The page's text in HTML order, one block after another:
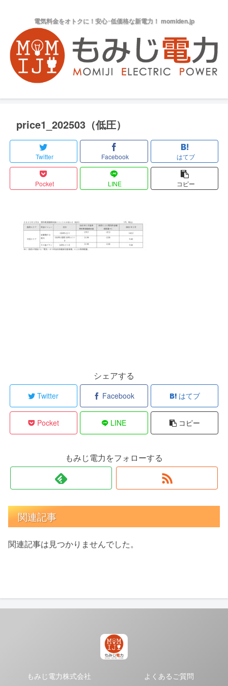
電気料金をオトクに！安心･低価格な新電力！ momiden.jp
price1_202503（低圧）
Twitter Facebook はてブ
Pocket LINE コピー
シェアする
Twitter Facebook はてブ
Pocket LINE コピー
もみじ電力をフォローする
関連記事
関連記事は見つかりませんでした。
もみじ電力株式会社
よくあるご質問